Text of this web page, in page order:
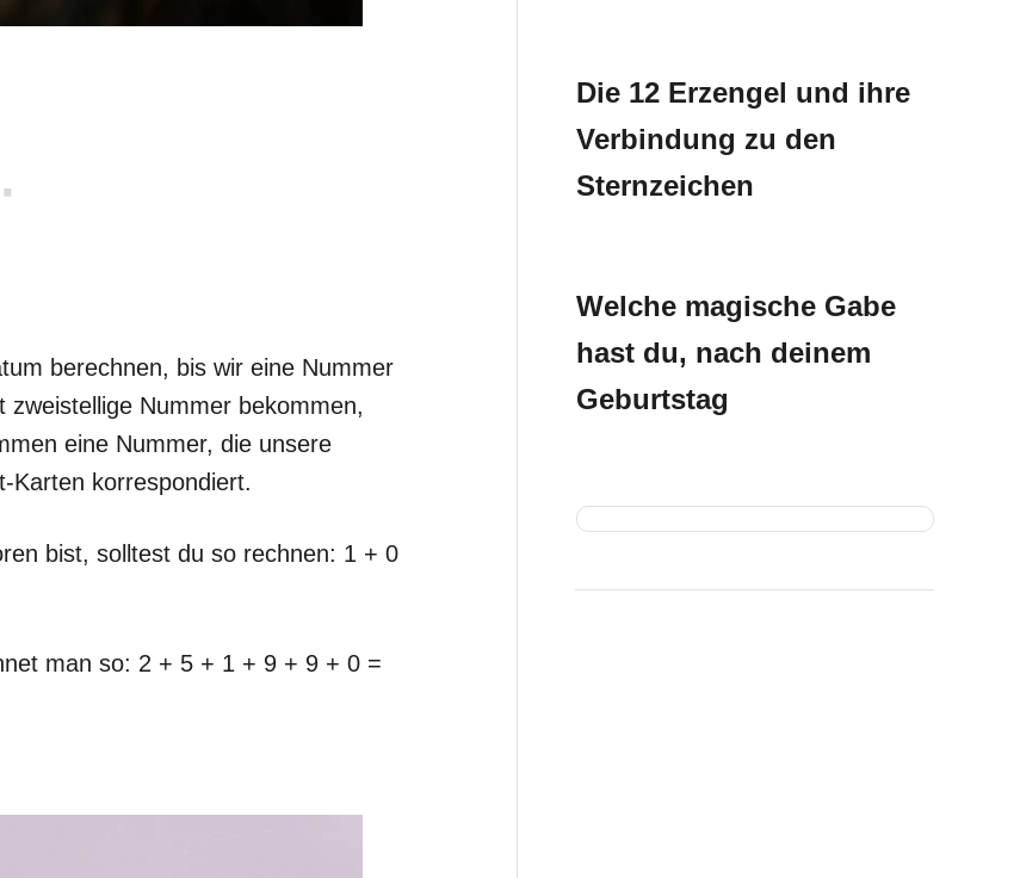
berechnen, bis wir eine Nummer
Nummer bekommen,
eine Nummer, die unsere
Karten korrespondiert.
bist, solltest du so rechnen: 1 + 0
man so: 2 + 5 + 1 + 9 + 9 + 0 =
Die 12 Erzengel und ihre
Verbindung zu den
Sternzeichen
Welche magische Gabe
hast du, nach deinem
Geburtstag